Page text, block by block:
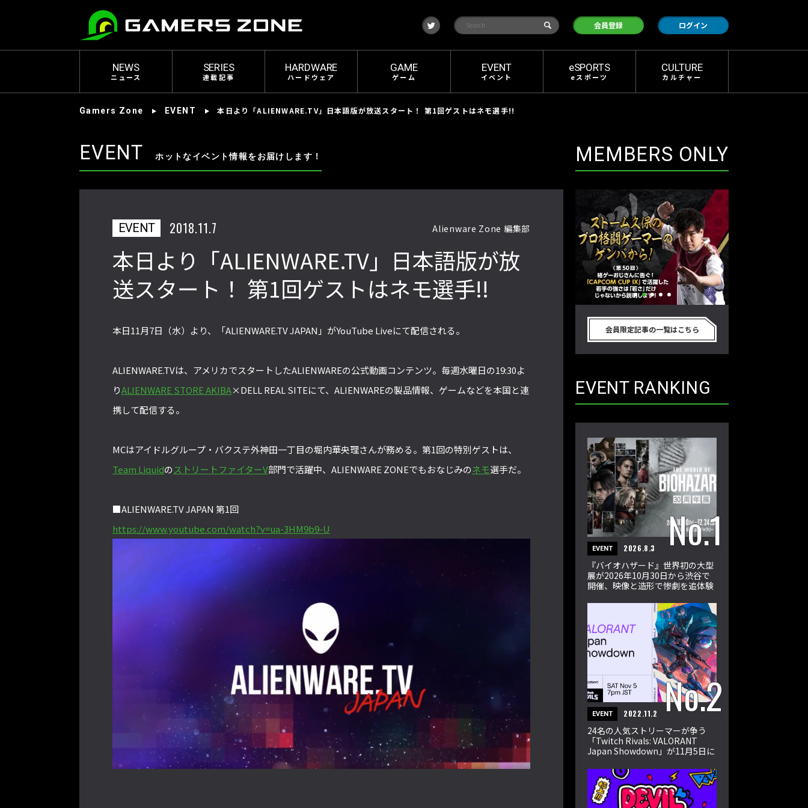
t
w
i
t
検
会員登録 ログイン
NEWS
ニュース
SERIES
連載記事
HARDWARE
ハードウェア
GAME
ゲーム
EVENT
イベント
eSPORTS
eスポーツ
CULTURE
カルチャー
Gamers Zone EVENT 本日より「ALIENWARE.TV」日本語版が放送スタート！ 第1回ゲストはネモ選手!!
EVENT ホットなイベント情報をお届けします！
EVENT 2018.11.7 Alienware Zone 編集部
本日より「ALIENWARE.TV」日本語版が放
送スタート！ 第1回ゲストはネモ選手!!
本日11月7日（水）より、「ALIENWARE.TV JAPAN」がYouTube Liveにて配信される。
ALIENWARE.TVは、アメリカでスタートしたALIENWAREの公式動画コンテンツ。毎週水曜日の19:30よ
りALIENWARE STORE AKIBA×DELL REAL SITEにて、ALIENWAREの製品情報、ゲームなどを本国と連
携して配信する。
MCはアイドルグループ・バクステ外神田一丁目の堀内華央理さんが務める。第1回の特別ゲストは、
Team LiquidのストリートファイターV部門で活躍中、ALIENWARE ZONEでもおなじみのネモ選手だ。
■ALIENWARE.TV JAPAN 第1回
https://www.youtube.com/watch?v=ua-3HM9b9-U
MEMBERS ONLY
ァイターリーグ 2022」最終節を終え
回】
2022」前半戦の反省文を見てほし
バから！ 第47回】
性！ 大会での向き合い方を真剣に考
CUP IX」で活躍した若手の強さは
「若さ」だけじゃないから説明しま
CUP IX」で活躍した若手の強さは
す！【ストーム久保のプロ格闘ゲーマ
会員限定記事の一覧はこちら
EVENT RANKING
EVENT 2026.8.3
『バイオハザード』世界初の大型
展が2026年10月30日から渋谷で
開催、映像と造形で惨劇を追体験
EVENT 2022.11.2
24名の人気ストリーマーが争う
「Twitch Rivals: VALORANT
Japan Showdown」が11月5日に